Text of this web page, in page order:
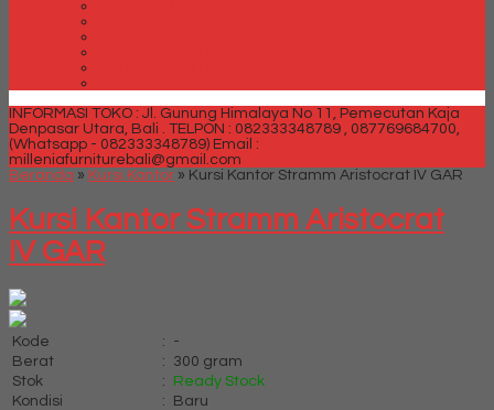
INFORMASI TOKO : Jl. Gunung Himalaya No 11, Pemecutan Kaja
Denpasar Utara, Bali . TELPON : 082333348789 , 087769684700,
(Whatsapp - 082333348789) Email :
milleniafurniturebali@gmail.com
Beranda » Kursi Kantor » Kursi Kantor Stramm Aristocrat IV GAR
Kursi Kantor Stramm Aristocrat
IV GAR
Kode :
-
Berat
:
300 gram
Stok
:
Ready Stock
Kondisi
:
Baru